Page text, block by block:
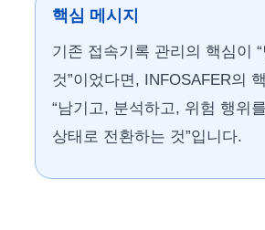
핵심 메시지
기존 접속기록 관리의 핵심이
것”이었다면, INFOSAFER의
“남기고, 분석하고, 위험 행위
상태로 전환하는 것”입니다.